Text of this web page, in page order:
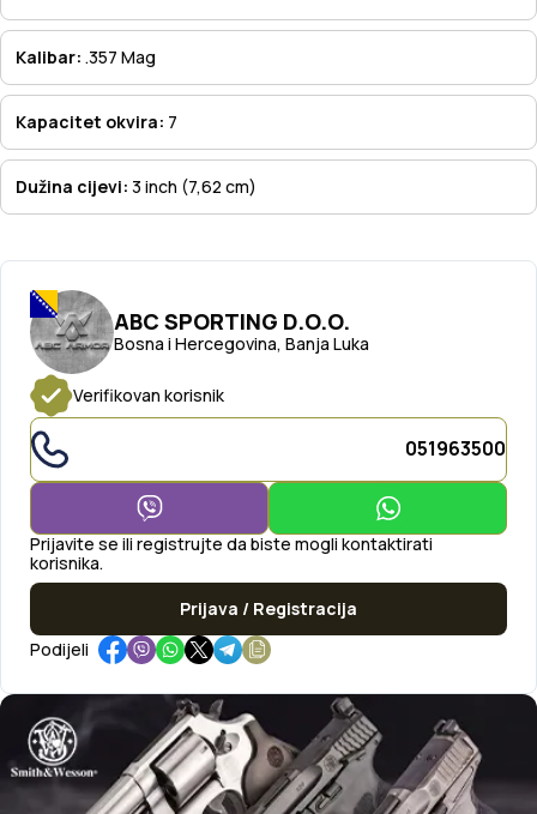
ABC SPORTING D.O.O.
Bosna i Hercegovina, Banja Luka
Verifikovan korisnik
051963500
Prijavite se ili registrujte da biste mogli kontaktirati
korisnika.
Prijava / Registracija
Podijeli
Kalibar: .357 Mag
Kapacitet okvira: 7
Dužina cijevi: 3 inch (7,62 cm)